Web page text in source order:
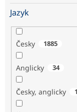
Jazyk
Česky 1885
Anglicky 34
Česky, anglicky 1